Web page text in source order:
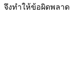
จึงทำให้ข้อผิดพลาด